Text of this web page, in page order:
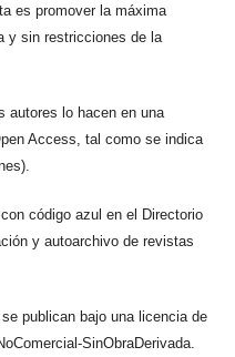
es promover la máxima
y sin restricciones de la
autores lo hacen en una
Access, tal como se indica
código azul en el Directorio
y autoarchivo de revistas
publican bajo una licencia de
SinObraDerivada.